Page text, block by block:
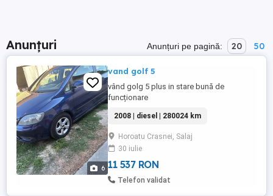
Anunțuri Anunțuri pe pagină: 20 50
6
vand golf 5
vând golg 5 plus in stare bună de
funcționare
2008 | diesel | 280024 km
Horoatu Crasnei, Salaj
30 iulie
11 537 RON
Telefon validat